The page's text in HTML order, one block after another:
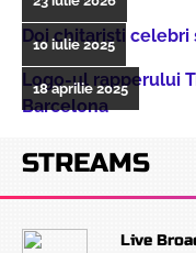
Doi chitarişti celebri
10 iulie 2025
Logo-ul rapperului
Barcelona
18 aprilie 2025
STREAMS
Live